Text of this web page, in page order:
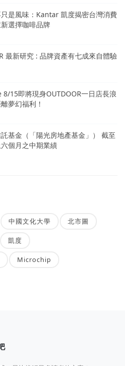
是風味：Kantar 凱度揭密台灣消費
選擇咖啡品牌
最新研究 : 品牌資產有七成來自體驗
8/15即將現身OUTDOOR一日店長浪
夢幻福利！
基金（「陽光房地產基金」） 截至
個月之中期業績
中國文化大學 北市圖
凱度
Microchip